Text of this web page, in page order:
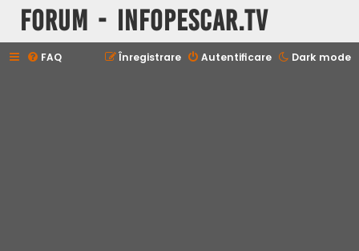
Forum - InfoPescar.Tv
Dark mode
FAQ Autentificare
Înregistrare